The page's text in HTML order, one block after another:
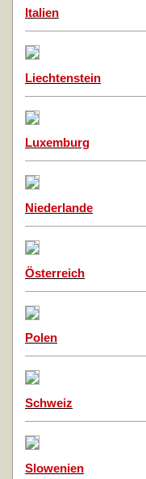
Italien
Liechtenstein
Luxemburg
Niederlande
Österreich
Polen
Schweiz
Slowenien